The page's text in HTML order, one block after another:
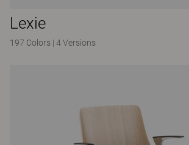
Lexie
197 Colors | 4 Versions